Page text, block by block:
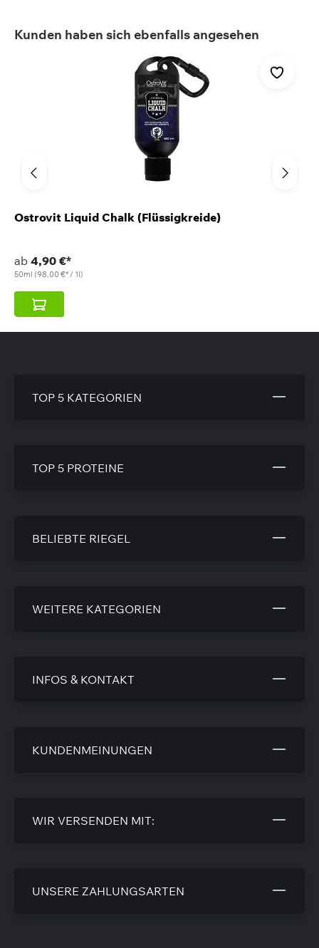
Produktgalerie überspringen
Kunden haben sich ebenfalls angesehen
Ostrovit Liquid Chalk (Flüssigkreide)
ab 4,90 €*
50ml (98,00 €* / 1l)
TOP 5 KATEGORIEN
TOP 5 PROTEINE
BELIEBTE RIEGEL
WEITERE KATEGORIEN
INFOS & KONTAKT
KUNDENMEINUNGEN
WIR VERSENDEN MIT:
UNSERE ZAHLUNGSARTEN